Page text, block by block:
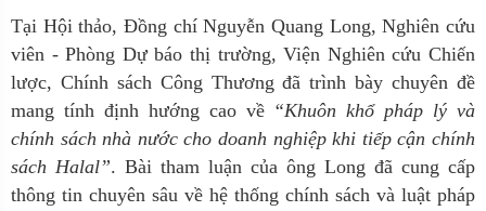
Tại Hội thảo, Đồng chí Nguyễn Quang Long, Nghiên cứu
viên - Phòng Dự báo thị trường, Viện Nghiên cứu Chiến
lược, Chính sách Công Thương đã trình bày chuyên đề
mang tính định hướng cao về “Khuôn khổ pháp lý và
chính sách nhà nước cho doanh nghiệp khi tiếp cận chính
sách Halal”. Bài tham luận của ông Long đã cung cấp
thông tin chuyên sâu về hệ thống chính sách và luật pháp